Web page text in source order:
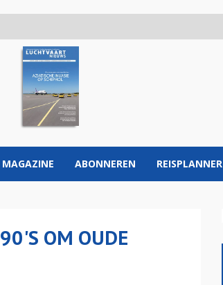
MAGAZINE ABONNEREN REISPLANNER
OM OUDE